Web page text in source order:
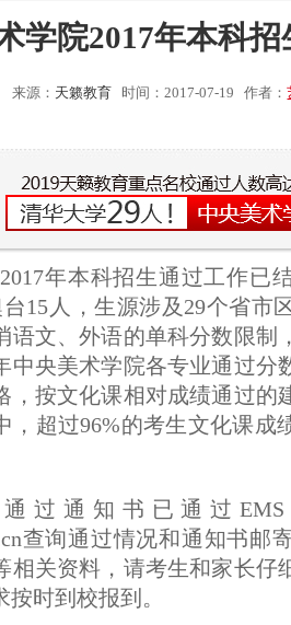
学院2017年本科
来源： 天籁教育 时间：2017-07-19 作者：
年本科招生通过工作已
15人，生源涉及29个省市
语文、外语的单科分数限制
中央美术学院各专业通过分
，按文化课相对成绩通过的
，超过96%的考生文化课成
通过通知书已通过
查询通过情况和通知书邮
相关资料，请考生和家长仔
时到校报到。